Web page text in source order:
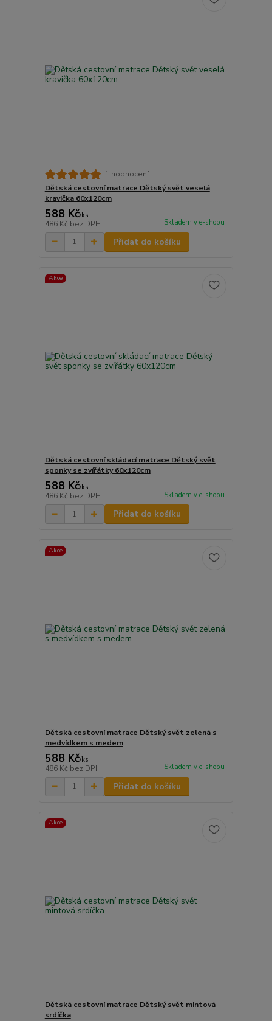
1 hodnocení
Dětská cestovní matrace Dětský svět veselá
kravička 60x120cm
588 Kč/ks
486 Kč bez DPH Skladem v e-shopu
Přidat do košíku
Akce
Dětská cestovní skládací matrace Dětský svět
sponky se zvířátky 60x120cm
588 Kč/ks
486 Kč bez DPH Skladem v e-shopu
Přidat do košíku
Akce
Dětská cestovní matrace Dětský svět zelená s
medvídkem s medem
588 Kč/ks
486 Kč bez DPH Skladem v e-shopu
Přidat do košíku
Akce
Dětská cestovní matrace Dětský svět mintová
srdíčka